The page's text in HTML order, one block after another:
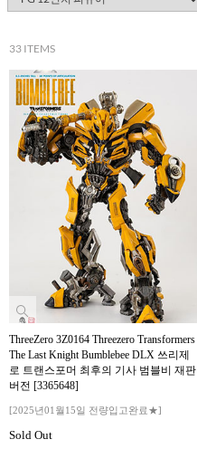
33 ITEMS
ThreeZero 3Z0164 Threezero Transformers
The Last Knight Bumblebee DLX 쓰리제
로 트랜스포머 최후의 기사 범블비 재판
버전 [3365648]
[2025년01월15일 전량입고완료★]
Sold Out